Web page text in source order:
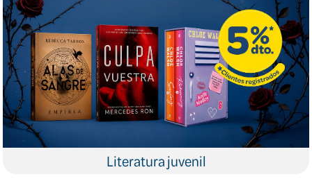
Literatura juvenil